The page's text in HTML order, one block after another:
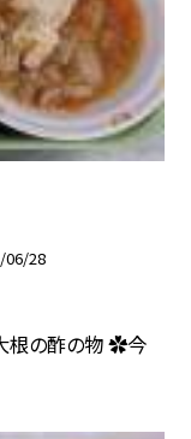
06/28
根の酢の物 ✿今